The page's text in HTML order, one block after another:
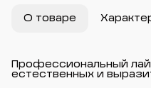
О товаре
Профессиональный
естественных и